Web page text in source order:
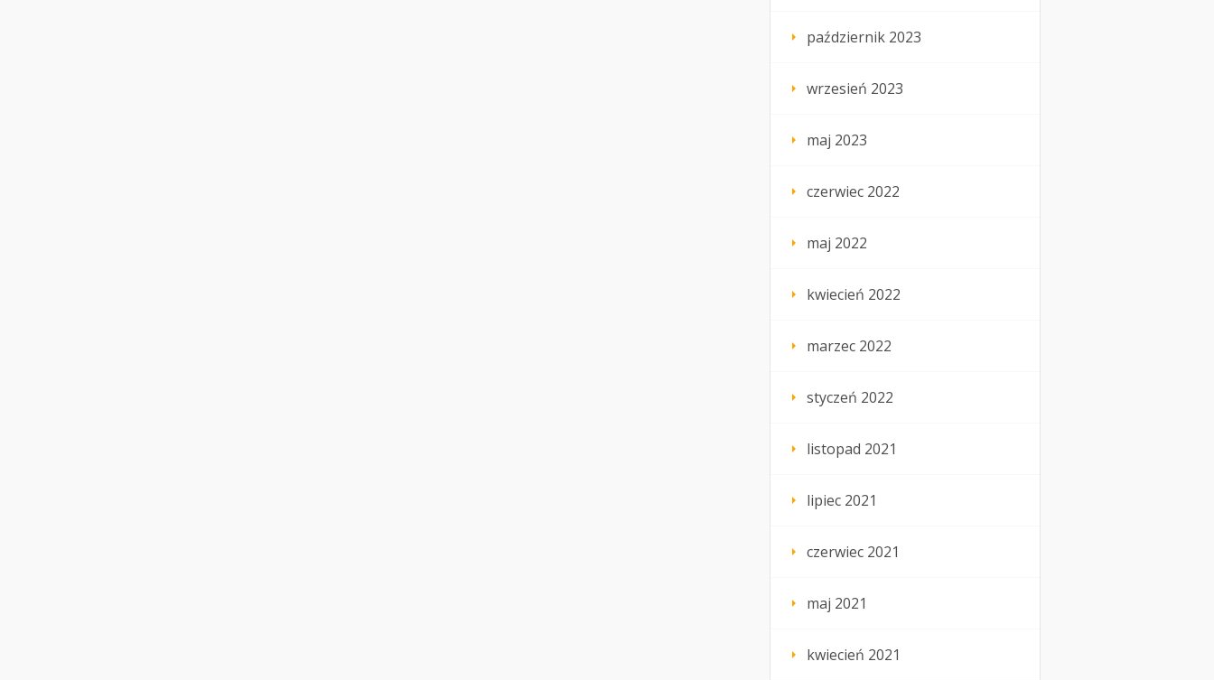
październik 2023
wrzesień 2023
maj 2023
czerwiec 2022
maj 2022
kwiecień 2022
marzec 2022
styczeń 2022
listopad 2021
lipiec 2021
czerwiec 2021
maj 2021
kwiecień 2021